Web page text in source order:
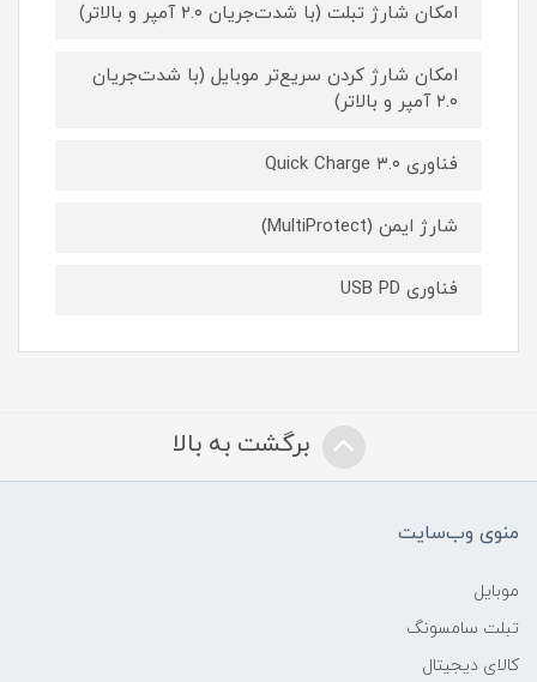
امکان شارژ تبلت (با شدت‌جریان ۲.۰ آمپر و بالاتر)
امکان شارژ کردن سریع‌تر موبایل (با شدت‌جریان
۲.۰ آمپر و بالاتر)
فناوری Quick Charge ۳.۰
شارژ ایمن (MultiProtect)
فناوری USB PD
برگشت به بالا
منوی وب‌سایت
موبایل
تبلت سامسونگ
کالای دیجیتال